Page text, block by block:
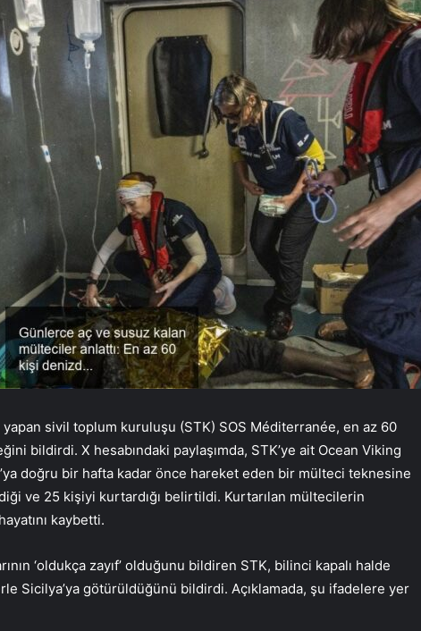
sivil toplum kuruluşu (STK) SOS Méditerranée, en az 60
bildirdi. X hesabındaki paylaşımda, STK’ye ait Ocean Viking
doğru bir hafta kadar önce hareket eden bir mülteci teknesine
ve 25 kişiyi kurtardığı belirtildi. Kurtarılan mültecilerin
kaybetti.
‘oldukça zayıf’ olduğunu bildiren STK, bilinci kapalı halde
Sicilya’ya götürüldüğünü bildirdi. Açıklamada, şu ifadelere yer